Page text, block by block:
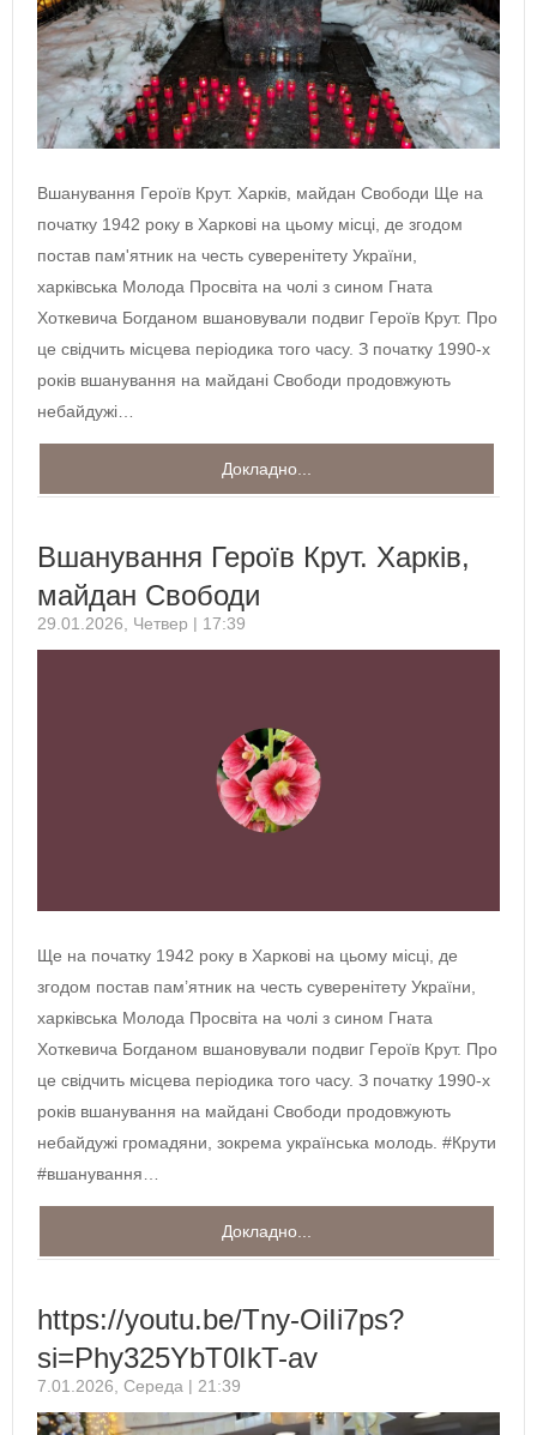
Вшанування Героїв Крут. Харків, майдан Свободи Ще на
початку 1942 року в Харкові на цьому місці, де згодом
постав пам'ятник на честь суверенітету України,
харківська Молода Просвіта на чолі з сином Гната
Хоткевича Богданом вшановували подвиг Героїв Крут. Про
це свідчить місцева періодика того часу. З початку 1990-х
років вшанування на майдані Свободи продовжують
небайдужі…
Докладно...
Вшанування Героїв Крут. Харків,
майдан Свободи
29.01.2026, Четвер | 17:39
Ще на початку 1942 року в Харкові на цьому місці, де
згодом постав пам’ятник на честь суверенітету України,
харківська Молода Просвіта на чолі з сином Гната
Хоткевича Богданом вшановували подвиг Героїв Крут. Про
це свідчить місцева періодика того часу. З початку 1990-х
років вшанування на майдані Свободи продовжують
небайдужі громадяни, зокрема українська молодь. #Крути
#вшанування…
Докладно...
https://youtu.be/Tny-OiIi7ps?
si=Phy325YbT0IkT-av
7.01.2026, Середа | 21:39